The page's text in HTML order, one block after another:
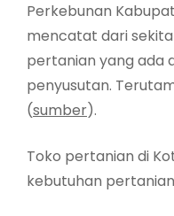
Perkebunan
mencatat dari
pertanian yang ada
penyusutan.
(sumber).
Toko pertanian di
kebutuhan